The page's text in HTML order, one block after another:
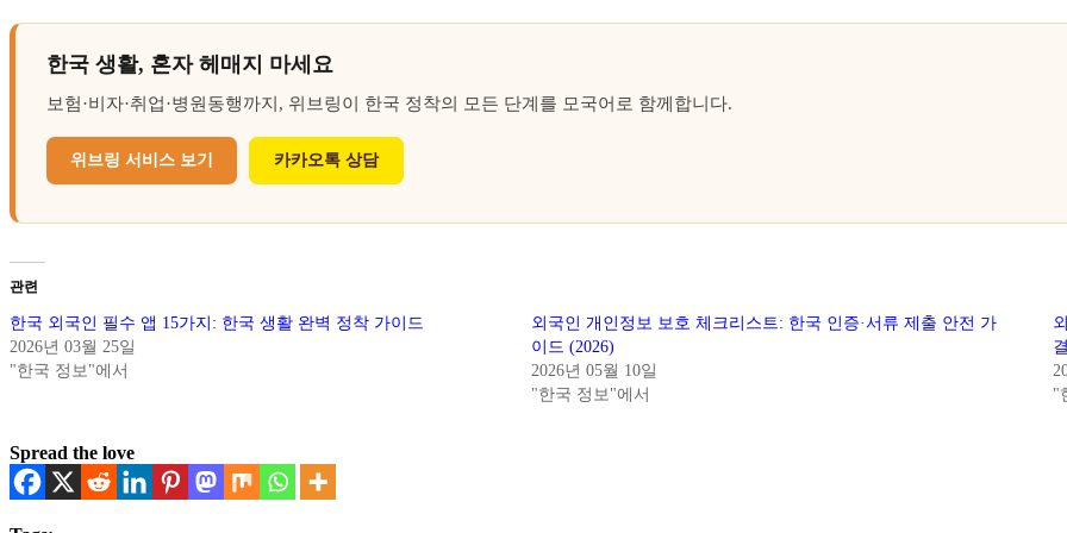
한국 생활, 혼자 헤매지 마세요
보험·비자·취업·병원동행까지, 위브링이 한국 정착의 모든 단계를 모국어로 함께합니다.
위브링 서비스 보기 카카오톡 상담
관련
한국 외국인 필수 앱 15가지: 한국 생활 완벽 정착 가이드
2026년 03월 25일
"한국 정보"에서
외국인 개인정보 보호 체크리스트: 한국 인증·서류 제출 안전 가
이드 (2026)
2026년 05월 10일
"한국 정보"에서
"
Spread the love